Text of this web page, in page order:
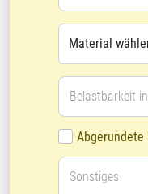
Belastbarkeit
Abgerundete
Sonstiges